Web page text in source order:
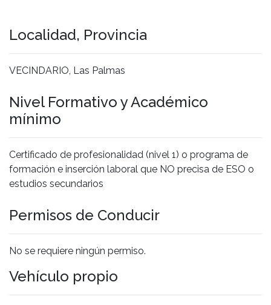
Localidad, Provincia
VECINDARIO, Las Palmas
Nivel Formativo y Académico
mínimo
Certificado de profesionalidad (nivel 1) o programa de
formación e inserción laboral que NO precisa de ESO o
estudios secundarios
Permisos de Conducir
No se requiere ningún permiso.
Vehículo propio